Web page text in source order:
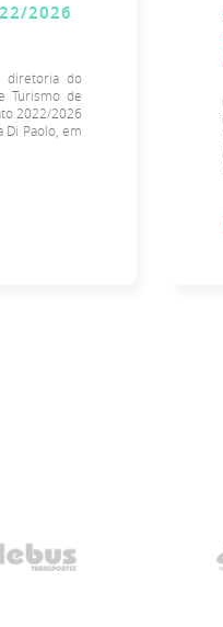
2026
diretoria do
Turismo de
2022/2026
Di Paolo, em